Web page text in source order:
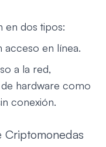
en dos tipos:
acceso en línea.
a la red,
hardware como
conexión.
Criptomonedas